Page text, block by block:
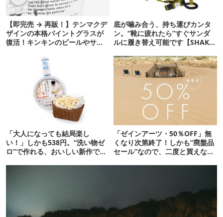
【即完売 → 再販！】テンマクデ
ザインの本格パイントグラスが
復活！キンキンのビールやサワ
底が噛み合う、持ち運びカンタ
ン。“靴に疲れたら”すぐサンダ
ルに履き替え可能です【SHAKA
「大人になっても結局楽し
い！」しかも538円。“洗い物ゼ
ロ”で作れる、おいしい新作です
「ゼインアーツ・50％OFF」無
くなり次第終了！しかも“廃盤品
セール”なので、二度と買えない